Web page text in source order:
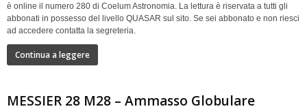
è online il numero 280 di Coelum Astronomia. La lettura è riservata a tutti gli
abbonati in possesso del livello QUASAR sul sito. Se sei abbonato e non riesci
ad accedere contatta la segreteria.
Continua a leggere
MESSIER 28 M28 – Ammasso Globulare